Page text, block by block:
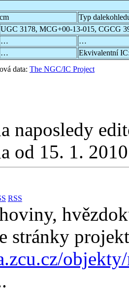
Typ
UGC 3178, MCG+00-13-015, CGCG
…
…
…
Ekvivalentní
data: The NGC/IC Project
naposledy
od 15. 1.
RSS
stránky